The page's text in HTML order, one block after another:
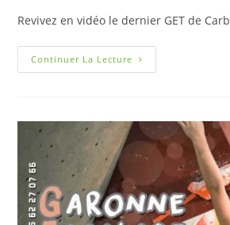
Revivez en vidéo le dernier GET de
Continuer La Lecture